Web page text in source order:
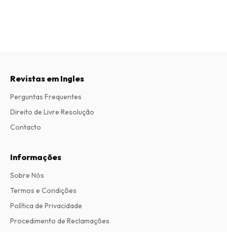
Revistas em Ingles
Perguntas Frequentes
Direito de Livre Resolução
Contacto
Informações
Sobre Nós
Termos e Condições
Política de Privacidade
Procedimento de Reclamações